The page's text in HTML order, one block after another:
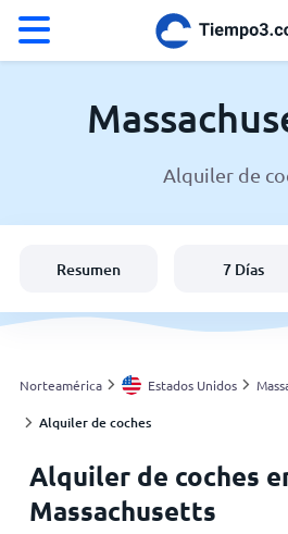
El clima en Massachusetts
España
Argentina
Inicio
Alquiler de
Resumen 7 Días
Norteamérica Estados Unidos
Alquiler de coches
Alquiler de coches
Massachusetts